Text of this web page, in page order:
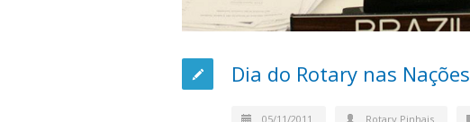
Dia do Rotary nas
05/11/2011 Rotary Pinhais